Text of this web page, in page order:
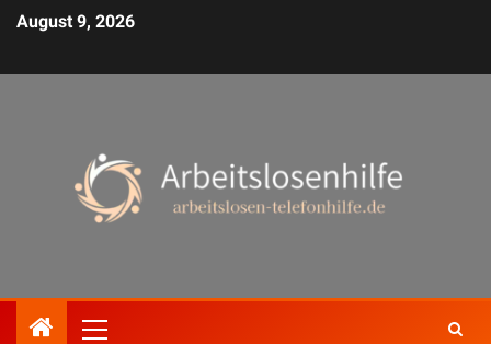
August 9, 2026